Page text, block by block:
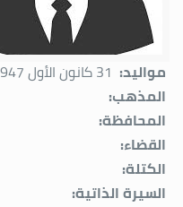
مواليد: 31 كانون الأول 1947
المذهب:
المحافظة:
القضاء:
الكتلة:
السيرة الذاتية: